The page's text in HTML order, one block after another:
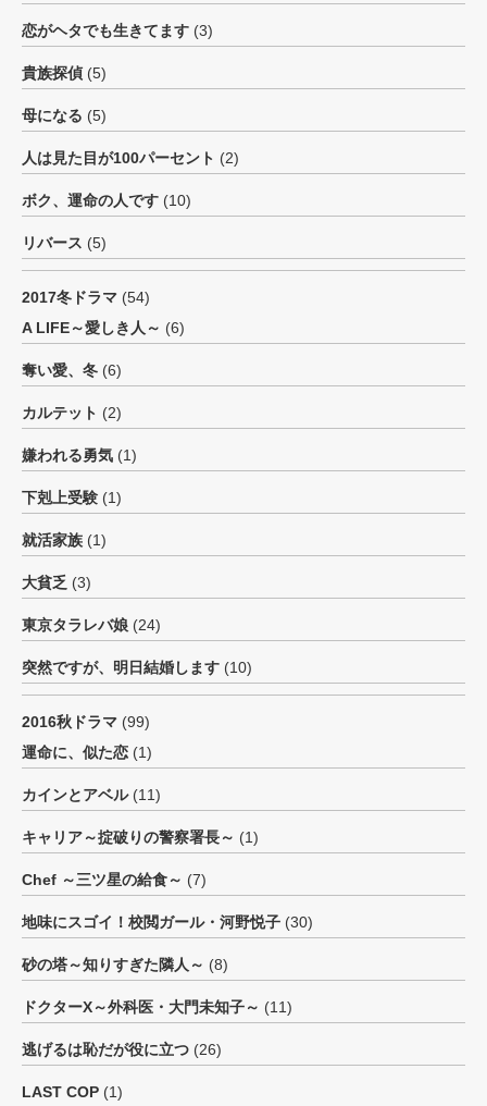
恋がヘタでも生きてます (3)
貴族探偵 (5)
母になる (5)
人は見た目が100パーセント (2)
ボク、運命の人です (10)
リバース (5)
2017冬ドラマ (54)
A LIFE～愛しき人～ (6)
奪い愛、冬 (6)
カルテット (2)
嫌われる勇気 (1)
下剋上受験 (1)
就活家族 (1)
大貧乏 (3)
東京タラレバ娘 (24)
突然ですが、明日結婚します (10)
2016秋ドラマ (99)
運命に、似た恋 (1)
カインとアベル(11)
キャリア～掟破りの警察署長～ (1)
Chef ～三ツ星の給食～ (7)
地味にスゴイ！校閲ガール・河野悦子 (30)
砂の塔～知りすぎた隣人～ (8)
ドクターX～外科医・大門未知子～ (11)
逃げるは恥だが役に立つ (26)
LAST COP (1)